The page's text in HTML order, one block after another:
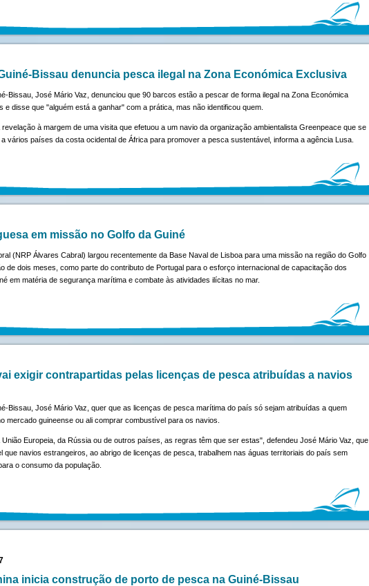
Bissau denuncia pesca ilegal na Zona Económica Exclusiva
Bissau, José Mário Vaz, denunciou que 90 barcos estão a pescar de forma ilegal na Zona Económica
e disse que "alguém está a ganhar" com a prática, mas não identificou quem.
à margem de uma visita que efetuou a um navio da organização ambientalista Greenpeace que se
vários países da costa ocidental de África para promover a pesca sustentável, informa a agência Lusa.
em missão no Golfo da Guiné
(NRP Álvares Cabral) largou recentemente da Base Naval de Lisboa para uma missão na região do Golfo
de dois meses, como parte do contributo de Portugal para o esforço internacional de capacitação dos
em matéria de segurança marítima e combate às atividades ilícitas no mar.
exigir contrapartidas pelas licenças de pesca atribuídas a navios
Bissau, José Mário Vaz, quer que as licenças de pesca marítima do país só sejam atribuídas a quem
mercado guineense ou ali comprar combustível para os navios.
Europeia, da Rússia ou de outros países, as regras têm que ser estas", defendeu José Mário Vaz, que
que navios estrangeiros, ao abrigo de licenças de pesca, trabalhem nas águas territoriais do país sem
o consumo da população.
inicia construção de porto de pesca na Guiné-Bissau